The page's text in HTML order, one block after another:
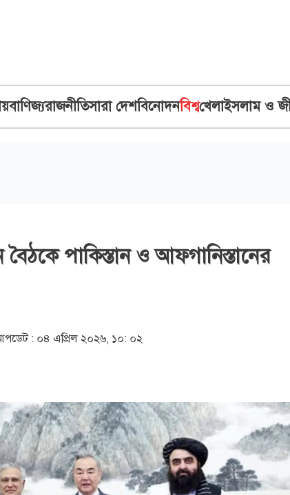
বাণিজ্যরাজনীতিসারা দেশবিনোদনবিশ্বখেলাইসলাম ও
পাকিস্তান ও আফগানিস্তানের
: ০৪ এপ্রিল ২০২৬, ১০: ০২